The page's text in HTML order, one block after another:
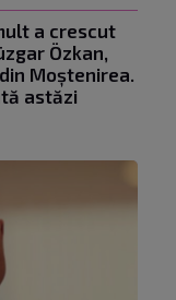
a crescut
Özkan,
Moștenirea.
astăzi